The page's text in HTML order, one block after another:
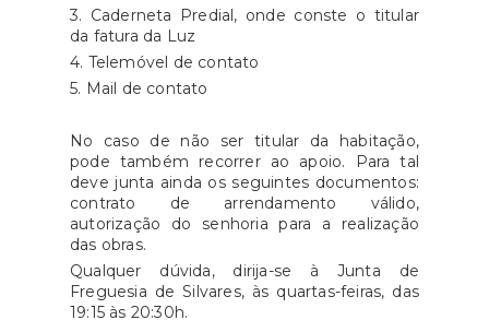
3. Caderneta Predial, onde conste o titular
da fatura da Luz
4. Telemóvel de contato
5. Mail de contato
No caso de não ser titular da habitação,
pode também recorrer ao apoio. Para tal
deve junta ainda os seguintes documentos:
contrato de arrendamento válido,
autorização do senhoria para a realização
das obras.
Qualquer dúvida, dirija-se à Junta de
Freguesia de Silvares, às quartas-feiras, das
19:15 às 20:30h.